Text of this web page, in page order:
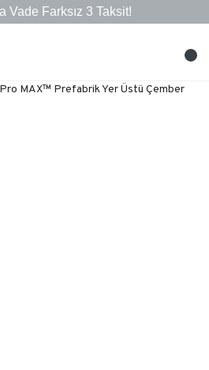
Vade Farksız 3 Taksit!